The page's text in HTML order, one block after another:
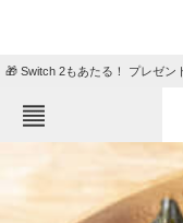
🎁 Switch 2もあたる！ プレゼン